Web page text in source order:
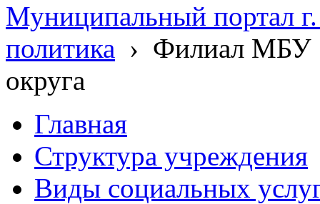
Муниципальный портал
политика › Филиал МБУ
округа
Главная
Структура учреждения
Виды социальных